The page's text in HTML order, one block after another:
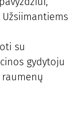
su
gydytoju